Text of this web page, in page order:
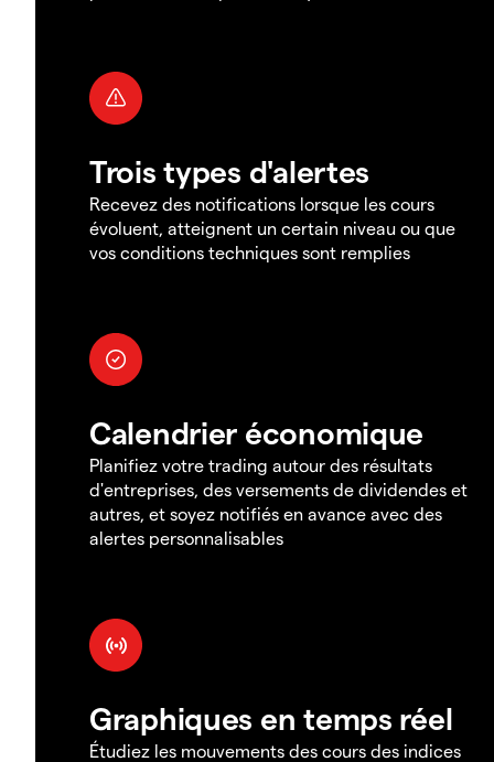
Trois types d'alertes
Recevez des notifications lorsque les cours
évoluent, atteignent un certain niveau ou que
vos conditions techniques sont remplies
Calendrier économique
Planifiez votre trading autour des résultats
d'entreprises, des versements de dividendes et
autres, et soyez notifiés en avance avec des
alertes personnalisables
Graphiques en temps réel
Étudiez les mouvements des cours des indices